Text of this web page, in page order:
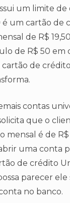
um limite
é um cartão de
de R$
de R$ 50 em
de
contas
que o
mensal é de
uma conta
de crédito
parecer ele
no banco.